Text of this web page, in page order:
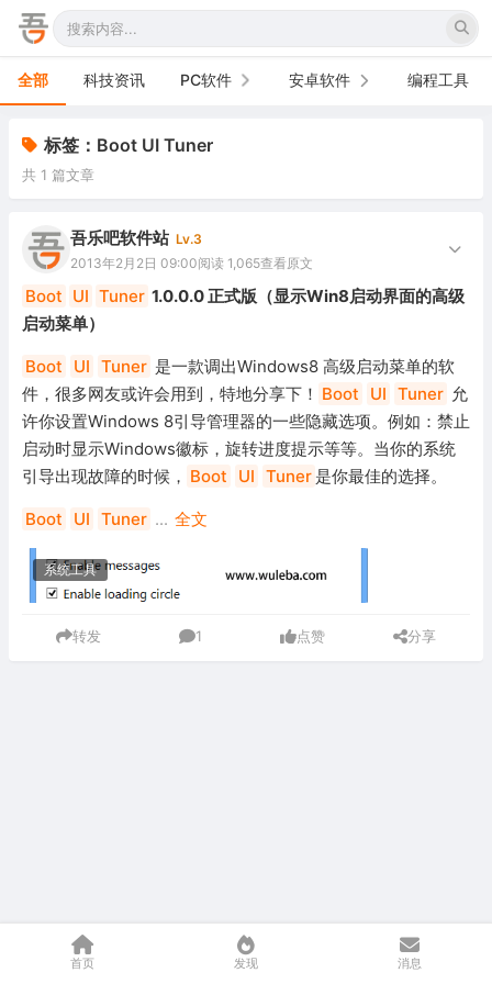
首页 发现 消息
全部 科技资讯 PC软件
办公软件
网络软件
图形图像
游戏娱乐
安全防御
系统下载
系统工具
安卓软件
手机软件
电视软件
车机软件
编程工具
标签：Boot UI Tuner
共 1 篇文章
吾乐吧软件站 Lv.3
2013年2月2日 09:00阅读 1,065查看原文
Boot UI Tuner 1.0.0.0 正式版（显示Win8启动界面的高级
启动菜单）
Boot UI Tuner 是一款调出Windows8 高级启动菜单的软
件，很多网友或许会用到，特地分享下！ Boot UI Tuner 允
许你设置Windows 8引导管理器的一些隐藏选项。例如：禁止
启动时显示Windows徽标，旋转进度提示等等。当你的系统
引导出现故障的时候， Boot UI Tuner 是你最佳的选择。
Boot UI Tuner ... 全文
系统工具
转发 1 点赞 分享